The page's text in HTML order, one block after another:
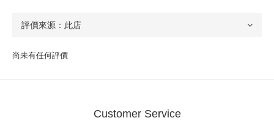
尚未有任何評價
Customer Service